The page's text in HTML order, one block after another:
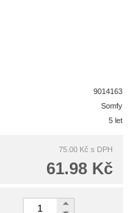
9014163
Somfy
5 let
75.00 Kč s DPH
61.98 Kč